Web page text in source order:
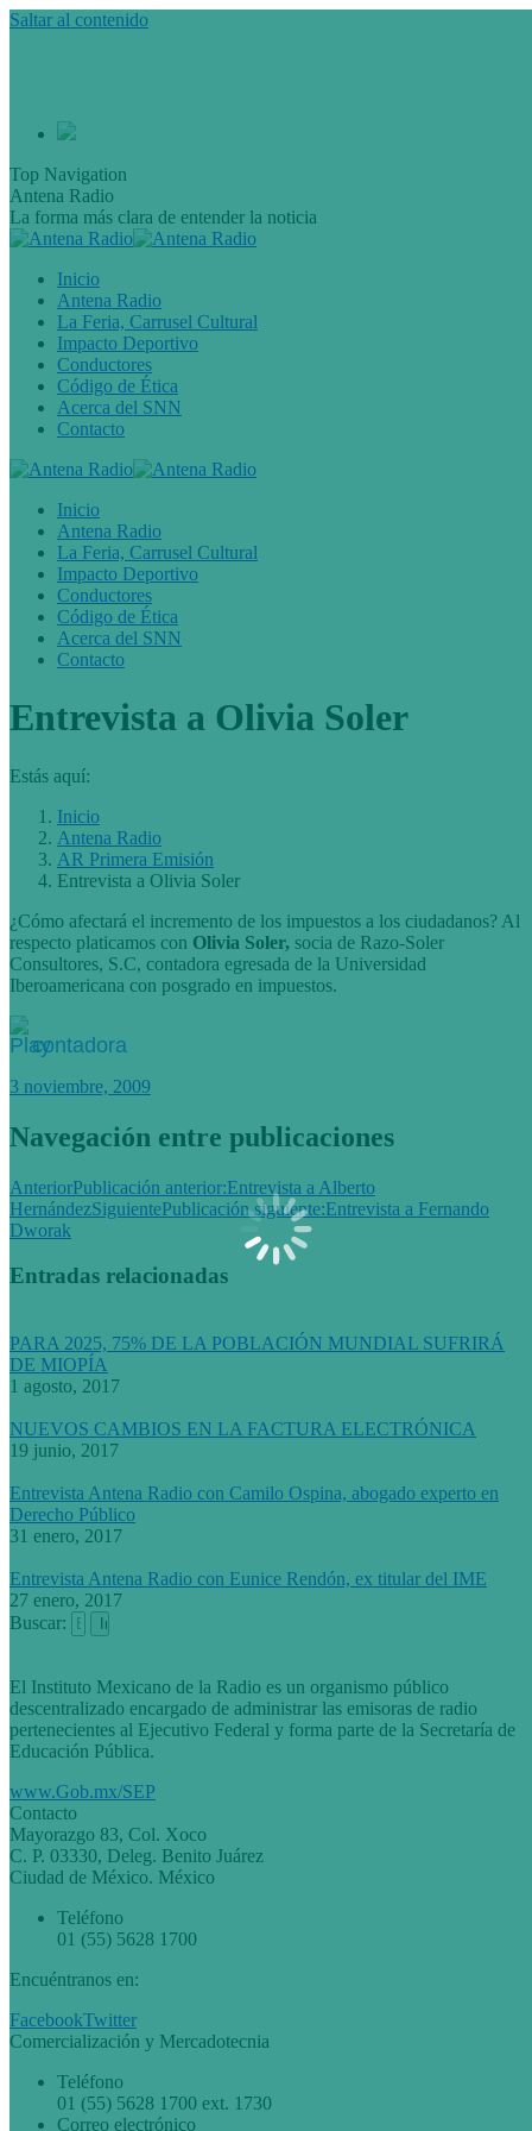
Saltar al contenido
Top Navigation
Antena Radio
La forma más clara de entender la noticia
Inicio
Antena Radio
La Feria, Carrusel Cultural
Impacto Deportivo
Conductores
Código de Ética
Acerca del SNN
Contacto
Inicio
Antena Radio
La Feria, Carrusel Cultural
Impacto Deportivo
Conductores
Código de Ética
Acerca del SNN
Contacto
Entrevista a Olivia Soler
Estás aquí:
Inicio
Antena Radio
AR Primera Emisión
Entrevista a Olivia Soler
¿Cómo afectará el incremento de los impuestos a los ciudadanos? Al
respecto platicamos con Olivia Soler, socia de Razo-Soler
Consultores, S.C, contadora egresada de la Universidad
Iberoamericana con posgrado en impuestos.
contadora
3 noviembre, 2009
Navegación entre publicaciones
AnteriorPublicación anterior:Entrevista a Alberto
HernándezSiguientePublicación siguiente:Entrevista a Fernando
Dworak
Entradas relacionadas
PARA 2025, 75% DE LA POBLACIÓN MUNDIAL SUFRIRÁ
DE MIOPÍA
1 agosto, 2017
NUEVOS CAMBIOS EN LA FACTURA ELECTRÓNICA
19 junio, 2017
Entrevista Antena Radio con Camilo Ospina, abogado experto en
Derecho Público
31 enero, 2017
Entrevista Antena Radio con Eunice Rendón, ex titular del IME
27 enero, 2017
Buscar:
El Instituto Mexicano de la Radio es un organismo público
descentralizado encargado de administrar las emisoras de radio
pertenecientes al Ejecutivo Federal y forma parte de la Secretaría de
Educación Pública.
www.Gob.mx/SEP
Contacto
Mayorazgo 83, Col. Xoco
C. P. 03330, Deleg. Benito Juárez
Ciudad de México. México
Teléfono
01 (55) 5628 1700
Encuéntranos en:
FacebookTwitter
Comercialización y Mercadotecnia
Teléfono
01 (55) 5628 1700 ext. 1730
Correo electrónico